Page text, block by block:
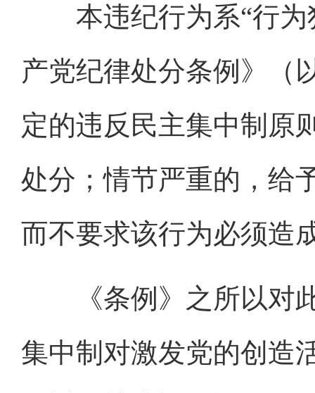
本违纪行为系“行为
产党纪律处分条例》（
定的违反民主集中制原
处分；情节严重的，给
而不要求该行为必须造
《条例》之所以对此
集中制对激发党的创造